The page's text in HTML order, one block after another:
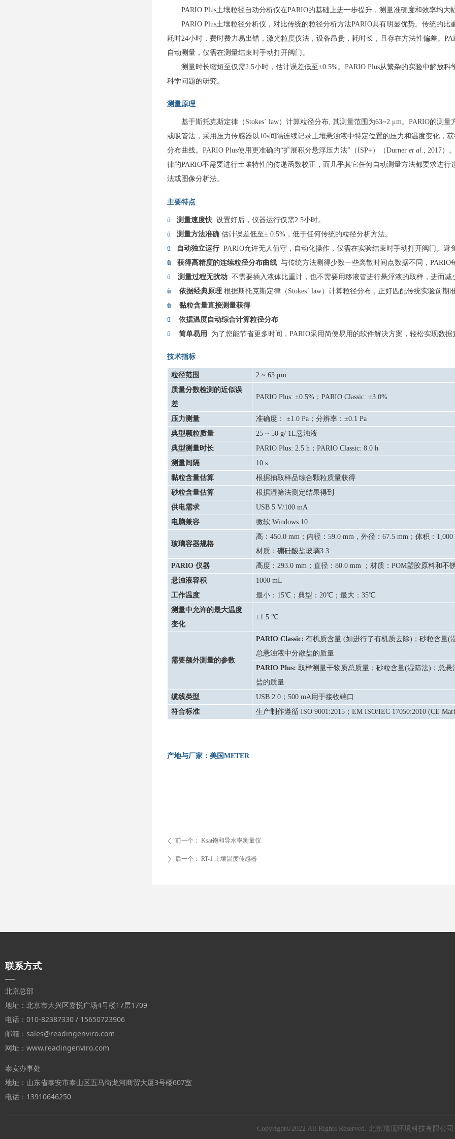
PARIO Plus土壤粒径自动分析仪在PARIO的基础上进一步提升，测量准确度和效率均大
PARIO Plus土壤粒径分析仪， 对比传统的粒径分析方法PARIO具有明显优势。传统的比
耗时24小时，费时费力易出错，激光粒度仪法，设备昂贵，耗时长，且存在方法性偏差。
自动测量，仅需在测量结束时手动打开阀门。
测量时长缩短至仅需2.5小时，估计误差低至±0.5%。 PARIO Plus从繁杂的实验中解放科
科学问题的研究。
测量原理
基于斯托克斯定律（ Stokes´ law）计算粒径分布, 其测量范围为63~2 μm。 PARIO的测量
或吸管法，采用压力传感器以10s间隔连续记录土壤悬浊液中特定位置的压力和温度变化，
分布曲线。 PARIO Plus使用更准确的“扩展积分悬浮压力法” （ISP+）（Durner et al. , 2017）
律的PARIO不需要进行土壤特性的传递函数校正，而几乎其它任何自动测量方法都要求进行
法或图像分析法。
主要特点
ü 测量速度快 设置好后，仪器运行仅需2.5小时。
ü
测量方法准确 估计误差低至± 0.5% ，低于任何传统的粒径分析方法。
ü
自动独立运行 PARIO允许无人值守，自动化操作，仅需在实验结束时手动打开阀门。 避
ü
获得高精度的连续粒径分布曲线 与传统方法测得少数一些离散时间点数据不同， PARIO
ü
测量过程无扰动 不需要插入液体比重计，也不需要用移液管进行悬浮液的取样，进而减
ü
依据经典原理 根据斯托克斯定律（ Stokes´ law）计算粒径分布， 正好匹配传统实验前期
ü
黏粒含量直接测量获得
ü
依据温度自动综合计算粒径分布
ü
简单易用 为了您能节省更多时间， PARIO采用简便易用的软件解决方案，轻松实现数
技术指标
粒径范围
2 ~ 63 μm
质量分数检测的近似误
差
PARIO Plus: ±0.5% ；PARIO Classic: ±3.0%
压力测量 准确度： ±1.0 Pa ；分辨率：±0.1 Pa
典型颗粒质量
25 ~ 50 g/ 1L悬浊液
典型测量时长
PARIO Plus: 2.5 h ；PARIO Classic: 8.0 h
测量间隔
10 s
黏粒含量估算
根据抽取样品综合颗粒质量获得
砂粒含量估算
根据湿筛法测定结果得到
供电需求
USB 5 V/100 mA
电脑兼容
微软 Windows 10
玻璃容器规格
高：450.0 mm ；内径：59.0 mm ，外径：67.5 mm ；体积： 1,000
材质：硼硅酸盐玻璃3.3
PARIO仪器 高度：293.0 mm ；直径：80.0 mm ；材质：POM塑胶原料和不
悬浊液容积
1000 mL
工作温度
最小： 15℃ ；典型：20℃ ；最大：35℃
测量中允许的最大温度
变化
±1.5℃
需要额外测量的参数
PARIO Classic: 有机质含量 (如进行了有机质去除) ；砂粒含量(
总悬浊液中分散盐的质量
PARIO Plus: 取样测量干物质总质量；砂粒含量(湿筛法) ；总
盐的质量
缆线类型
USB 2.0 ；500 mA用于接收端口
符合标准
生产制作遵循 ISO 9001:2015 ；EM ISO/IEC 17050:2010 (CE
产地与厂家： 美国METER
ꄴ 前一个： Ksat饱和导水率测量仪
ꄲ 后一个： RT-1 土壤温度传感器
Copyright©2022 All Rights Reserved. 北京瑞顶环境科技有限公司
联系方式
—
北京总部
地址：北京市大兴区嘉悦广场4号楼17层1709
电话：010-82387330 / 15650723906
邮箱：sales@readingenviro.com
网址：www.readingenviro.com
泰安办事处
地址：山东省泰安市泰山区五马街龙河商贸大厦3号楼607室
电话：13910646250